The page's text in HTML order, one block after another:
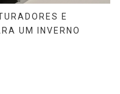
E
UM INVERNO